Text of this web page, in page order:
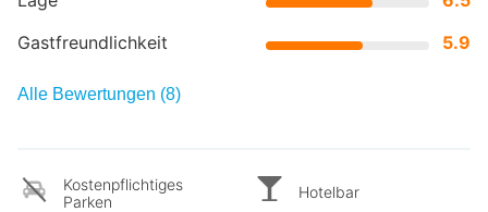
Gastfreundlichkeit
5.9
Alle Bewertungen (8)
Kostenpflichtiges
Parken
Hotelbar